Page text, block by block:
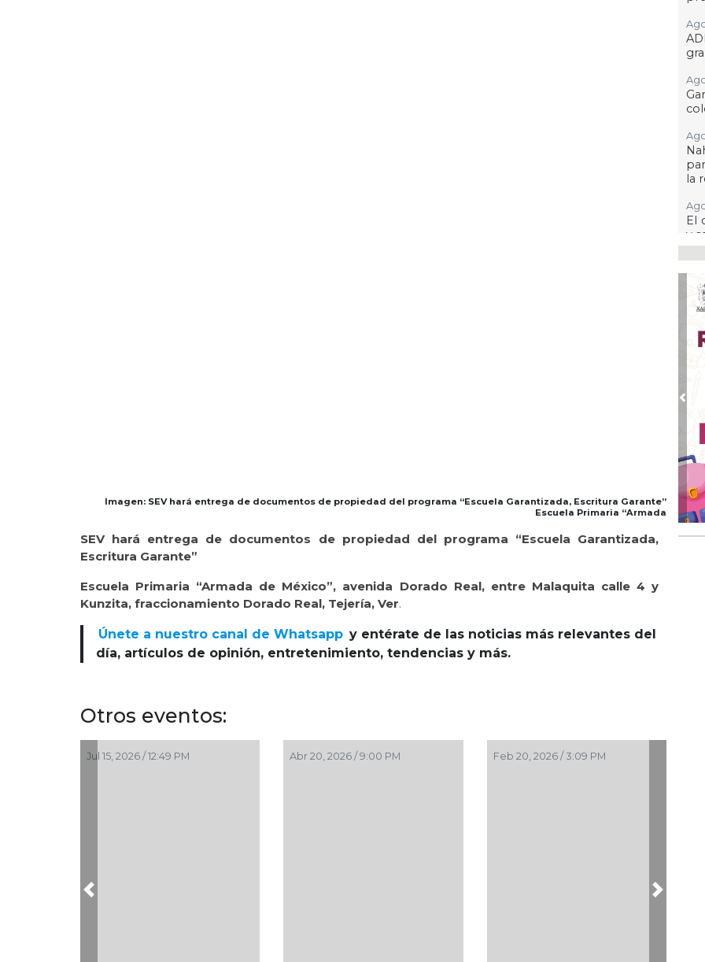
Imagen: SEV hará entrega de documentos de propiedad del programa “Escuela Garantizada, Escritura Garante”
Escuela Primaria “Armada
SEV hará entrega de documentos de propiedad del programa “Escuela Garantizada,
Escritura Garante”
Escuela Primaria “Armada de México”, avenida Dorado Real, entre Malaquita calle 4 y
Kunzita, fraccionamiento Dorado Real, Tejería, Ver.
Únete a nuestro canal de Whatsapp y entérate de las noticias más relevantes del
día, artículos de opinión, entretenimiento, tendencias y más.
Otros eventos:
Jul 15, 2026 / 12:49 PM Abr 20, 2026 / 9:00 PM Feb 20, 2026 / 3:09 PM
Previous Next
la
El
y
en